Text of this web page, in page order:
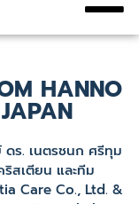
HANNO
ดร. เนตรชนก ศรีทุม
สเตียน และทีม
Care Co., Ltd. &